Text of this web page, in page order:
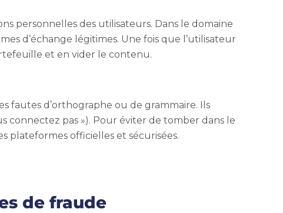
personnelles des utilisateurs. Dans le domaine
d’échange légitimes. Une fois que l’utilisateur
et en vider le contenu.
fautes d’orthographe ou de grammaire. Ils
connectez pas »). Pour éviter de tomber dans le
plateformes officielles et sécurisées.
de fraude